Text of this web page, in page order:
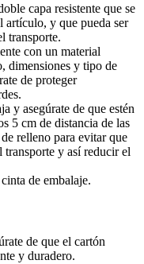
capa resistente que se
artículo, y que pueda ser
transporte.
con un material
dimensiones y tipo de
de proteger
y asegúrate de que estén
5 cm de distancia de las
relleno para evitar que
transporte y así reducir el
de embalaje.
de que el cartón
y duradero.